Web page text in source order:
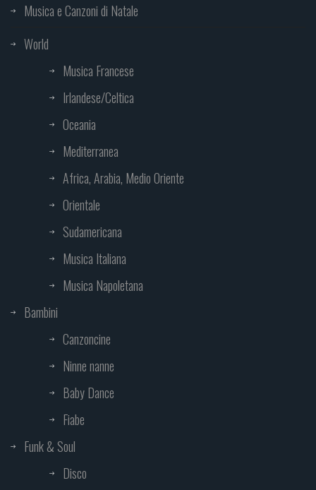
Musica e Canzoni di Natale
World
Musica Francese
Irlandese/Celtica
Oceania
Mediterranea
Africa, Arabia, Medio Oriente
Orientale
Sudamericana
Musica Italiana
Musica Napoletana
Bambini
Canzoncine
Ninne nanne
Baby Dance
Fiabe
Funk & Soul
Disco